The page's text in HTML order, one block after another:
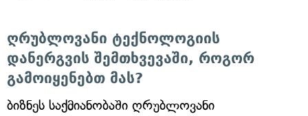
ღრუბლოვანი ტექნოლოგიის
დანერგვის შემთხვევაში, როგორ
გამოიყენებთ მას?
ბიზნეს საქმიანობაში ღრუბლოვანი